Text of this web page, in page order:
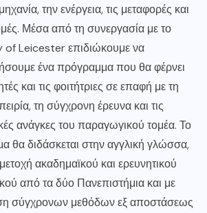
την ενέργεια, τις μεταφορές και
Μέσα από τη συνεργασία με το
of Leicester επιδιώκουμε να
ένα πρόγραμμα που θα φέρνει
και τις φοιτήτριες σε επαφή με τη
τη σύγχρονη έρευνα και τις
ανάγκες του παραγωγικού τομέα. Το
θα διδάσκεται στην αγγλική γλώσσα,
ακαδημαϊκού και ερευνητικού
από τα δύο Πανεπιστήμια και με
σύγχρονων μεθόδων εξ αποστάσεως